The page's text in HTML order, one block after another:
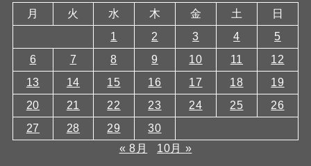
月
火 水 木 金 土
日
1
2 3 4
5
6
7 8 9 10 11
12
13
14 15 16 17 18
19
20
21 22 23 24 25
26
27
28 29
30
« 8月
10月 »